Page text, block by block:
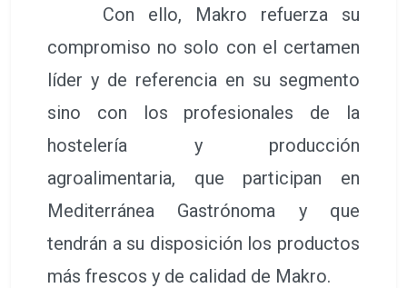
Con ello, Makro refuerza su
compromiso no solo con el certamen
líder y de referencia en su segmento
sino con los profesionales de la
hostelería y producción
agroalimentaria, que participan en
Mediterránea Gastrónoma y que
tendrán a su disposición los productos
más frescos y de calidad de Makro.